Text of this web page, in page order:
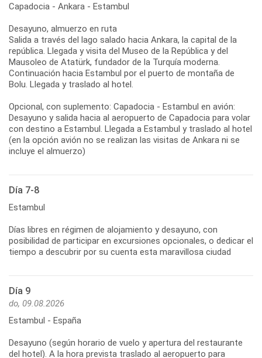
Capadocia - Ankara - Estambul
Desayuno, almuerzo en ruta
Salida a través del lago salado hacia Ankara, la capital de la
república. Llegada y visita del Museo de la República y del
Mausoleo de Atatürk, fundador de la Turquía moderna.
Continuación hacia Estambul por el puerto de montaña de
Bolu. Llegada y traslado al hotel.
Opcional, con suplemento: Capadocia - Estambul en avión:
Desayuno y salida hacia al aeropuerto de Capadocia para volar
con destino a Estambul. Llegada a Estambul y traslado al hotel
(en la opción avión no se realizan las visitas de Ankara ni se
incluye el almuerzo)
Día 7-8
Estambul
Días libres en régimen de alojamiento y desayuno, con
posibilidad de participar en excursiones opcionales, o dedicar el
tiempo a descubrir por su cuenta esta maravillosa ciudad
Día 9
do, 09.08.2026
Estambul - España
Desayuno (según horario de vuelo y apertura del restaurante
del hotel). A la hora prevista traslado al aeropuerto para